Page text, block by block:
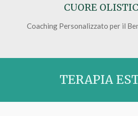
CUORE
Coaching Personalizzato per il
TERAPIA